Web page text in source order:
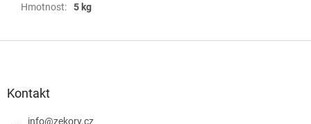
Hmotnost: 5 kg
Kontakt
info@zekory.cz